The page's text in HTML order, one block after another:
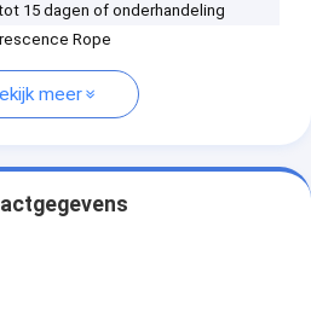
15 dagen of onderhandeling
Rope
meer